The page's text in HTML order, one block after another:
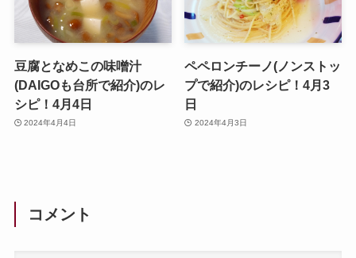
豆腐となめこの味噌汁
(DAIGOも台所で紹介)のレ
シピ！4月4日
2024年4月4日
ペペロンチーノ(ノンストッ
プで紹介)のレシピ！4月3
日
2024年4月3日
コメント